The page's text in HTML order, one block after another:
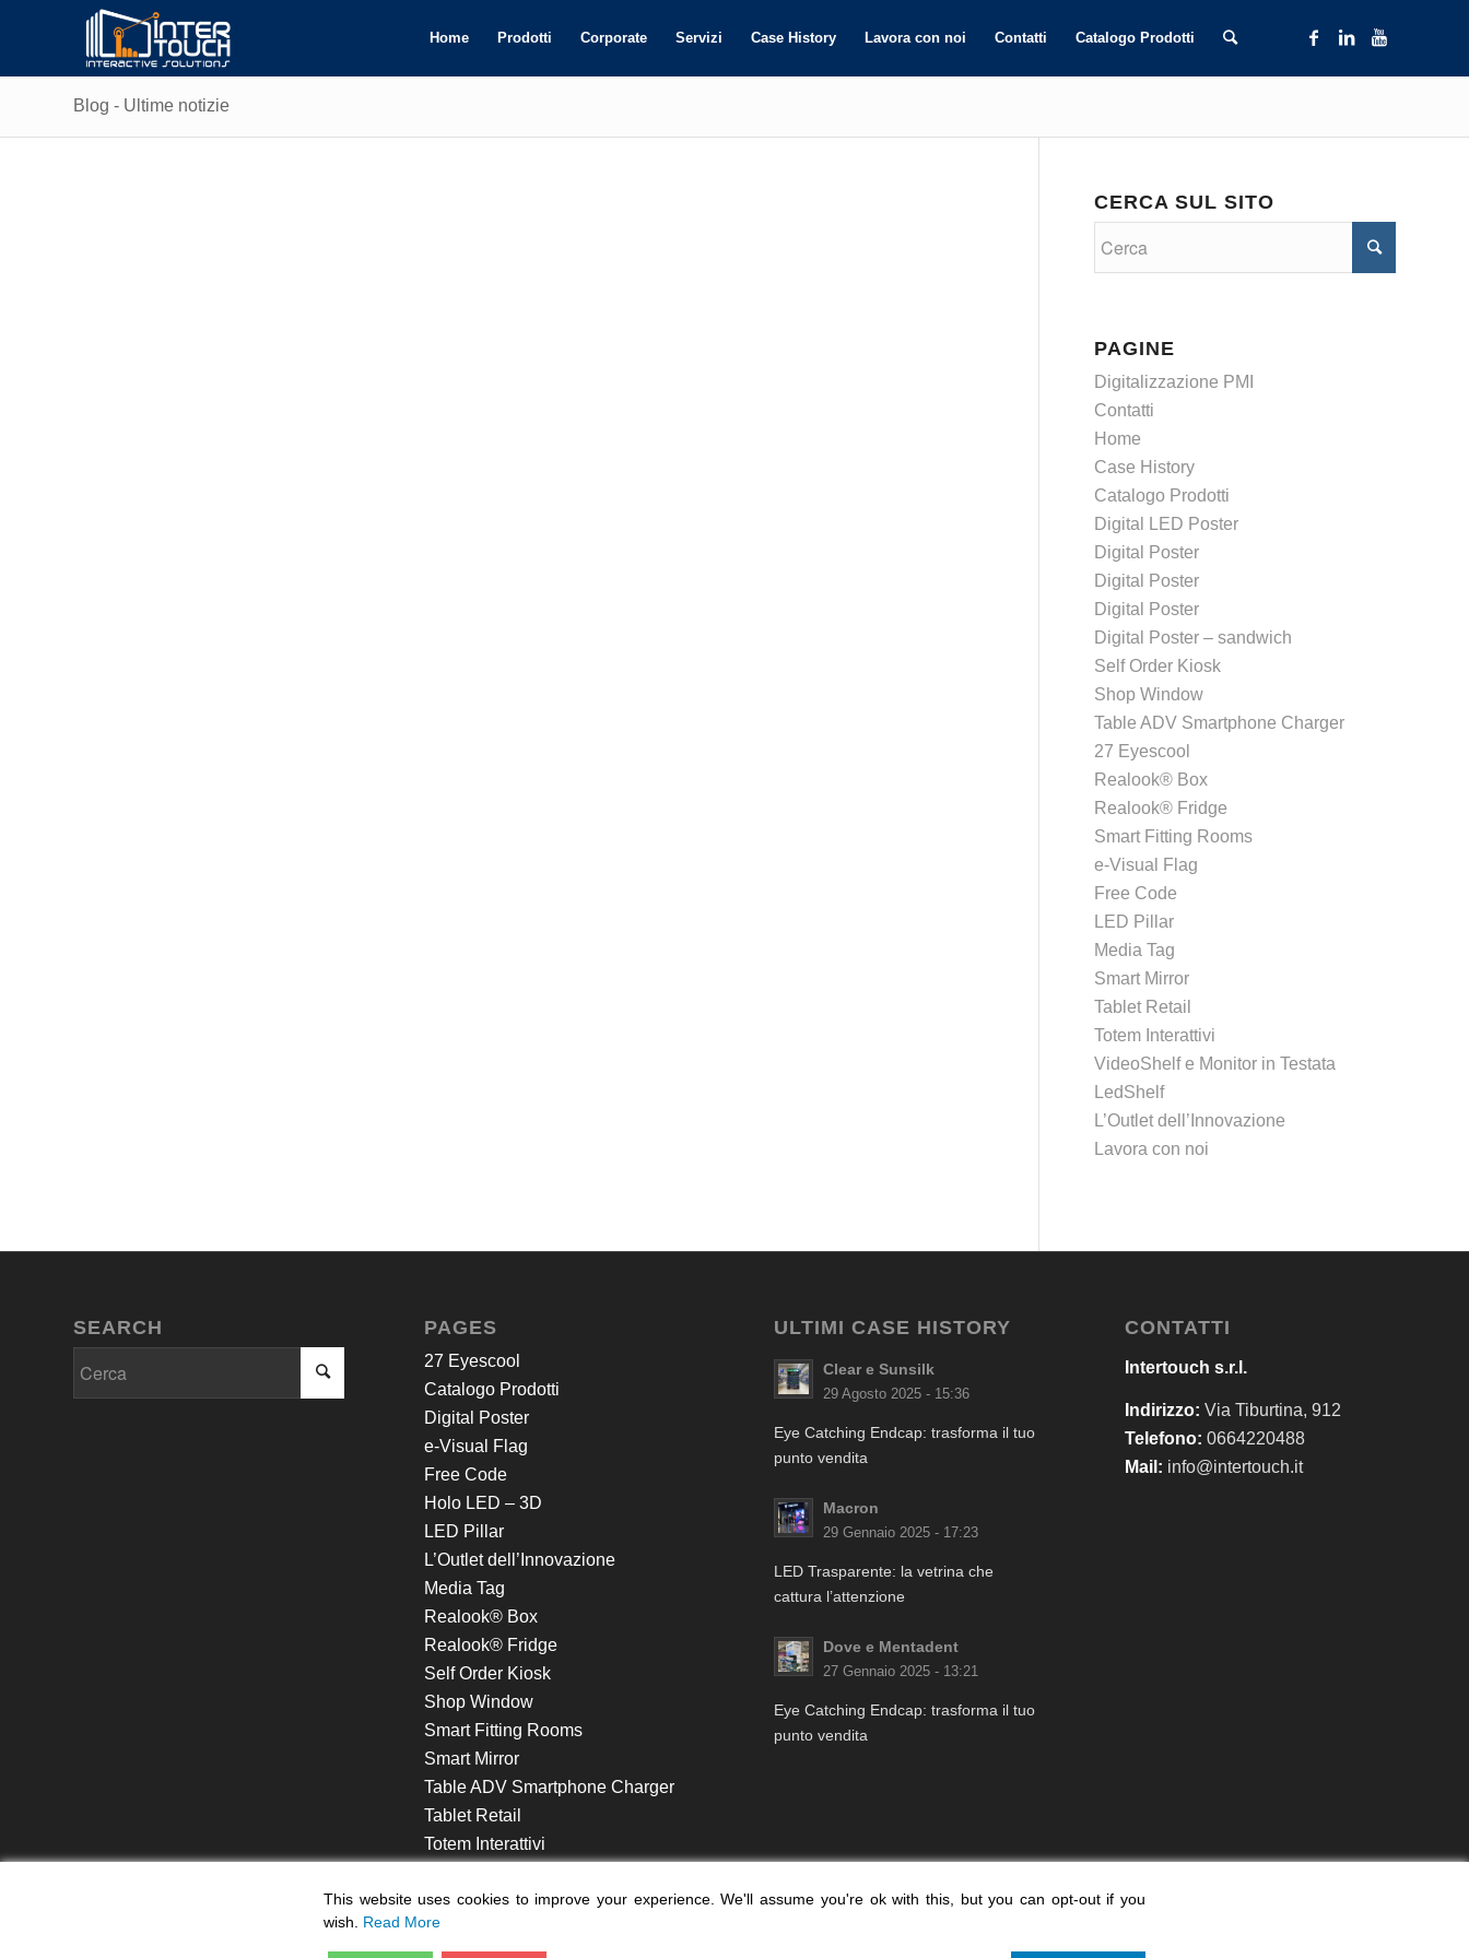
Home Prodotti Corporate Servizi Case History Lavora con noi Contatti Catalogo Prodotti
Blog - Ultime notizie
CERCA SUL SITO
PAGINE
Digitalizzazione PMI
Contatti
Home
Case History
Catalogo Prodotti
Digital LED Poster
Digital Poster
Digital Poster
Digital Poster
Digital Poster – sandwich
Self Order Kiosk
Shop Window
Table ADV Smartphone Charger
27 Eyescool
Realook® Box
Realook® Fridge
Smart Fitting Rooms
e-Visual Flag
Free Code
LED Pillar
Media Tag
Smart Mirror
Tablet Retail
Totem Interattivi
VideoShelf e Monitor in Testata
LedShelf
L’Outlet dell’Innovazione
Lavora con noi
SEARCH PAGES
27 Eyescool
Catalogo Prodotti
Digital Poster
e-Visual Flag
Free Code
Holo LED – 3D
LED Pillar
L’Outlet dell’Innovazione
Media Tag
Realook® Box
Realook® Fridge
Self Order Kiosk
Shop Window
Smart Fitting Rooms
Smart Mirror
Table ADV Smartphone Charger
Tablet Retail
Totem Interattivi
ULTIMI CASE HISTORY
Clear e Sunsilk
29 Agosto 2025 - 15:36
Eye Catching Endcap: trasforma il tuo
punto vendita
Macron
29 Gennaio 2025 - 17:23
LED Trasparente: la vetrina che
cattura l’attenzione
Dove e Mentadent
27 Gennaio 2025 - 13:21
Eye Catching Endcap: trasforma il tuo
punto vendita
CONTATTI
Intertouch s.r.l.
Indirizzo: Via Tiburtina, 912
Telefono: 0664220488
Mail: info@intertouch.it
This website uses cookies to improve your experience. We'll assume you're ok with this, but you can opt-out if you
wish. Read More